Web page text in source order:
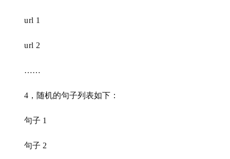
url 1
url 2
……
4，随机的句子列表如下：
句子 1
句子 2